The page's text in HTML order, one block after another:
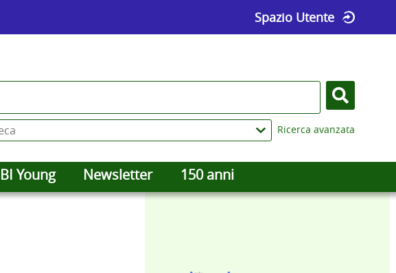
Spazio Utente
Cerca
Ricerca avanzata
Young Newsletter 150 anni